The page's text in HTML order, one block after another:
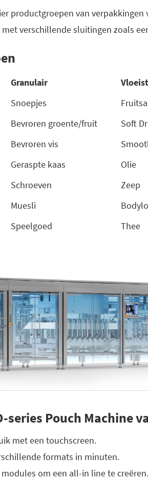
productgroepen van
verschillende sluitingen zoals
Granulair
Snoepjes
Bevroren groente/fruit Soft
Bevroren vis
Geraspte kaas Olie
Schroeven Zeep
Muesli
Speelgoed Thee
series Pouch Machine
met een touchscreen.
formats in minuten.
om een all-in line te creëren.